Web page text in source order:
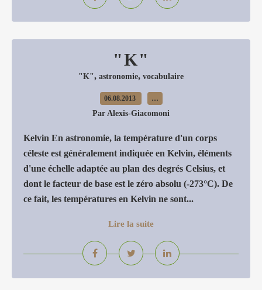
"K"
"K", astronomie, vocabulaire
06.08.2013 …
Par Alexis-Giacomoni
Kelvin En astronomie, la température d'un corps
céleste est généralement indiquée en Kelvin, éléments
d'une échelle adaptée au plan des degrés Celsius, et
dont le facteur de base est le zéro absolu (-273°C). De
ce fait, les températures en Kelvin ne sont...
Lire la suite